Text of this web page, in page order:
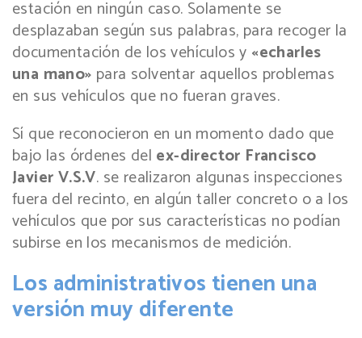
estación en ningún caso. Solamente se
desplazaban según sus palabras, para recoger la
documentación de los vehículos y «echarles
una mano» para solventar aquellos problemas
en sus vehículos que no fueran graves.
Sí que reconocieron en un momento dado que
bajo las órdenes del ex-director Francisco
Javier V.S.V. se realizaron algunas inspecciones
fuera del recinto, en algún taller concreto o a los
vehículos que por sus características no podían
subirse en los mecanismos de medición.
Los administrativos tienen una
versión muy diferente